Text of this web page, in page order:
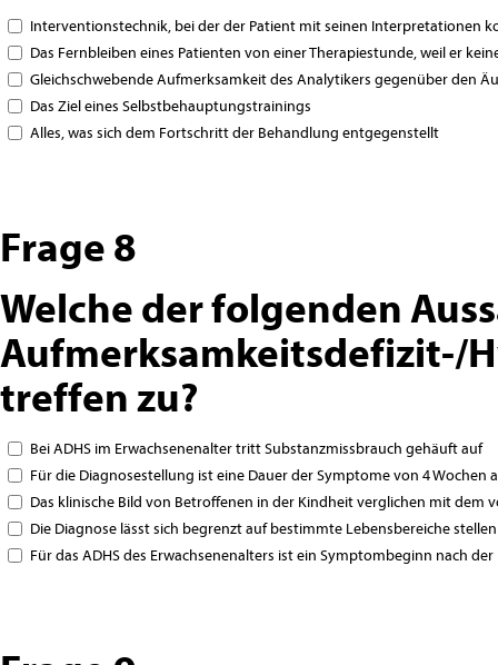
Interventionstechnik, bei der der Patient mit seinen Interpretationen
Das Fernbleiben eines Patienten von einer Therapiestunde, weil er
Gleichschwebende Aufmerksamkeit des Analytikers gegenüber den
Das Ziel eines Selbstbehauptungstrainings
Alles, was sich dem Fortschritt der Behandlung entgegenstellt
Frage 8
Welche der folgenden
Aufmerksamkeitsdefizit-/
treffen zu?
Bei ADHS im Erwachsenenalter tritt Substanzmissbrauch gehäuft auf
Für die Diagnosestellung ist eine Dauer der Symptome von 4 Wochen
Das klinische Bild von Betroffenen in der Kindheit verglichen mit
Die Diagnose lässt sich begrenzt auf bestimmte Lebensbereiche stellen
Für das ADHS des Erwachsenenalters ist ein Symptombeginn nach